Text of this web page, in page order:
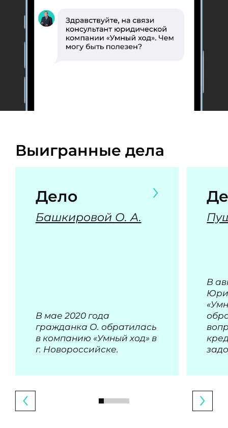
Выигранные дела
Дело
Башкировой О. А.
В мае 2020 года
гражданка О. обратилась
в компанию «Умный ход» в
г. Новороссийске.
В